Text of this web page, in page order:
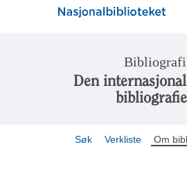
Bibliografi
Den
Søk Verkliste Om